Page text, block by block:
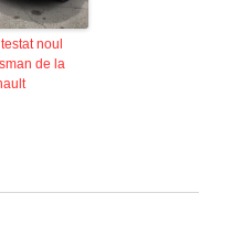
noul
de la